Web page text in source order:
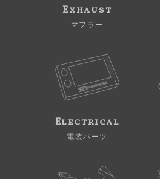
Exhaust
マフラー
Electrical
電装パーツ